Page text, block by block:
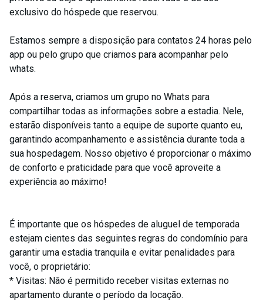
exclusivo do hóspede que reservou.
Estamos sempre a disposição para contatos 24 horas pelo
app ou pelo grupo que criamos para acompanhar pelo
whats.
Após a reserva, criamos um grupo no Whats para
compartilhar todas as informações sobre a estadia. Nele,
estarão disponíveis tanto a equipe de suporte quanto eu,
garantindo acompanhamento e assistência durante toda a
sua hospedagem. Nosso objetivo é proporcionar o máximo
de conforto e praticidade para que você aproveite a
experiência ao máximo!
É importante que os hóspedes de aluguel de temporada
estejam cientes das seguintes regras do condomínio para
garantir uma estadia tranquila e evitar penalidades para
você, o proprietário:
* Visitas: Não é permitido receber visitas externas no
apartamento durante o período da locação.